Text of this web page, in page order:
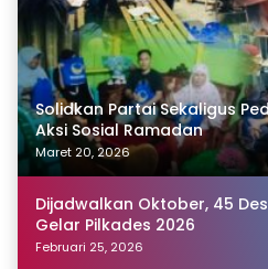
Solidkan Partai Sekaligus
Aksi Sosial Ramadan
Maret 20, 2026
Dijadwalkan Oktober, 45
Gelar Pilkades 2026
Februari 25, 2026